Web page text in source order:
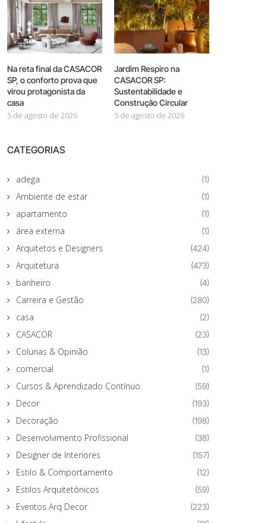
Na reta final da CASACOR
SP, o conforto prova que
virou protagonista da
casa
5 de agosto de 2026
Jardim Respiro na
CASACOR SP:
Sustentabilidade e
Construção Circular
5 de agosto de 2026
CATEGORIAS
adega (1)
Ambiente de estar (1)
apartamento (1)
área externa (1)
Arquitetos e Designers (424)
Arquitetura (473)
banheiro (4)
Carreira e Gestão (280)
casa (2)
CASACOR (23)
Colunas & Opinião (13)
comercial (1)
Cursos & Aprendizado Contínuo (59)
Decor (193)
Decoração (198)
Desenvolvimento Profissional (38)
Designer de Interiores (157)
Estilo & Comportamento (12)
Estilos Arquitetônicos (59)
Eventos Arq Decor (223)